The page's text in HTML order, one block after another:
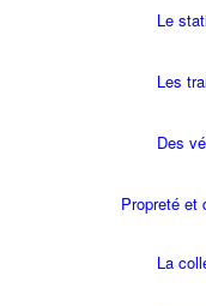
Le
Les
Des
Propreté et
La